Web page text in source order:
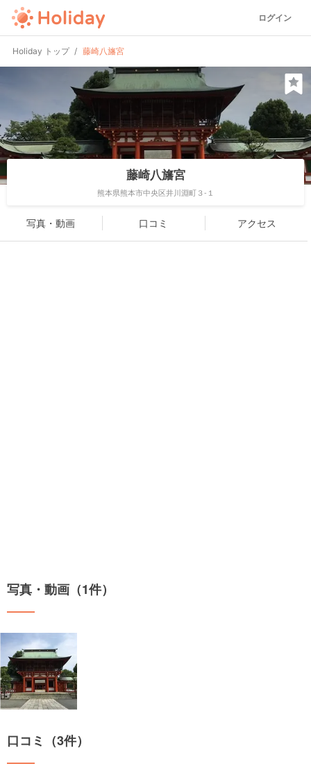
ログイン
Holiday トップ 藤崎八旛宮
藤崎八旛宮
熊本県熊本市中央区井川淵町３-１
写真・動画 口コミ アクセス
写真・動画（1件）
口コミ（3件）